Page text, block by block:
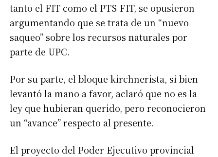
tanto el FIT como el PTS-FIT, se opusieron
argumentando que se trata de un “nuevo
saqueo” sobre los recursos naturales por
parte de UPC.
Por su parte, el bloque kirchnerista, si bien
levantó la mano a favor, aclaró que no es la
ley que hubieran querido, pero reconocieron
un “avance” respecto al presente.
El proyecto del Poder Ejecutivo provincial